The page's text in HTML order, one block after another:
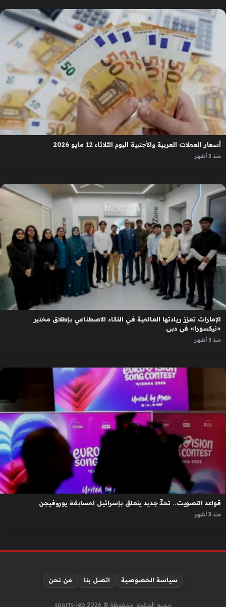
أسعار العملات العربية والأجنبية اليوم الثلاثاء 12 مايو 2026
منذ 3 أشهر
الإمارات تعزز ريادتها العالمية في الذكاء الاصطناعي بإطلاق مختبر
«نيكسورا» في دبي
منذ 3 أشهر
قواعد التصويت.. تحدٍّ جديد يتعلق بإسرائيل لمسابقة يوروفيجن
منذ 3 أشهر
سياسة الخصوصية اتصل بنا من نحن
جميع الحقوق محفوظة © sports-leb 2026